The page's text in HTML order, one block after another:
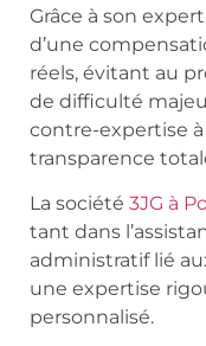
Grâce à son
d’une
réels, évitant au
de difficulté
contre-expertise à
transparence
La société 3JG à
tant dans
administratif lié
une expertise
personnalisé.